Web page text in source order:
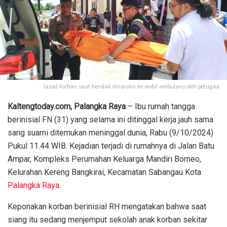
Jasad korban saat hendak dinaiakn ke mobil ambulans oleh petugaa
Kaltengtoday.com, Palangka Raya – Ibu rumah tangga
berinisial FN (31) yang selama ini ditinggal kerja jauh sama
sang suami ditemukan meninggal dunia, Rabu (9/10/2024)
Pukul 11.44 WIB. Kejadian terjadi di rumahnya di Jalan Batu
Ampar, Kompleks Perumahan Keluarga Mandiri Borneo,
Kelurahan Kereng Bangkirai, Kecamatan Sabangau Kota
Palangka Raya.
Keponakan korban berinisial RH mengatakan bahwa saat
siang itu sedang menjemput sekolah anak korban sekitar